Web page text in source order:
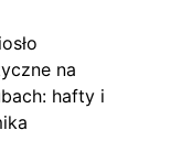
na
hafty i